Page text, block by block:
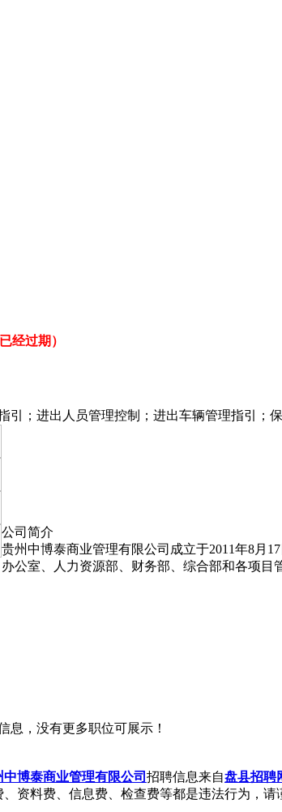
经过期）
引；进出人员管理控制；进出车辆管理指引；
公司简介
贵州中博泰商业管理有限公司成立于2011年8月
办公室、人力资源部、财务部、综合部和各项目
息，没有更多职位可展示！
中博泰商业管理有限公司 招聘信息来自盘县招聘
资料费、信息费、检查费等都是违法行为，请